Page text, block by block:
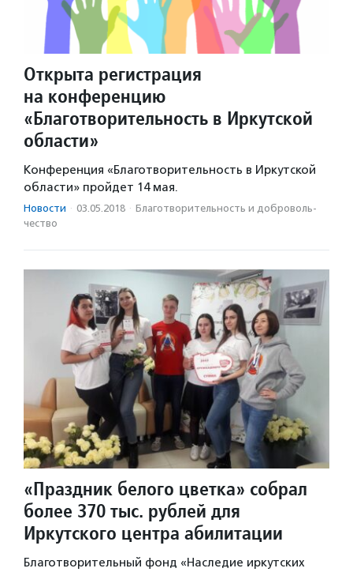
Открыта регистрация
на конференцию
«Благотворительность в Иркутской
области»
Конференция «Благотворительность в Иркутской
области» пройдет 14 мая.
Новости · 03.05.2018 · Благотвори­тель­ность и доброволь­
чест­во
«Праздник белого цветка» собрал
более 370 тыс. рублей для
Иркутского центра абилитации
Благотворительный фонд «Наследие иркутских